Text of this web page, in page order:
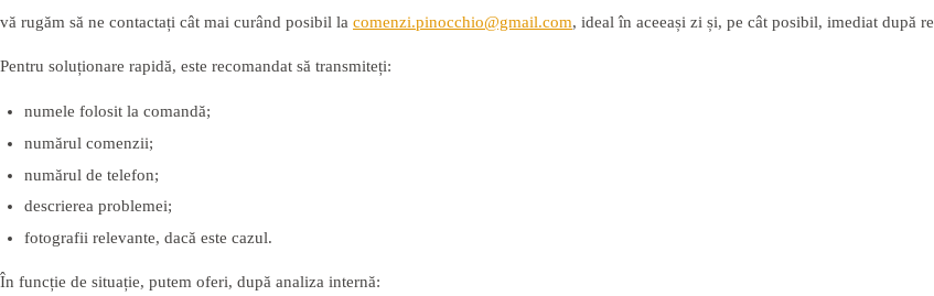
vă rugăm să ne contactați cât mai curând posibil la comenzi.pinocchio@gmail.com, ideal în aceeași zi și, pe cât posibil, imediat după
Pentru soluționare rapidă, este recomandat să transmiteți:
numele folosit la comandă;
numărul comenzii;
numărul de telefon;
descrierea problemei;
fotografii relevante, dacă este cazul.
În funcție de situație, putem oferi, după analiza internă: